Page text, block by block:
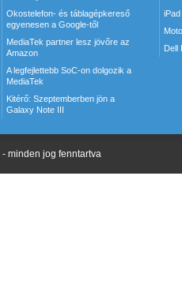
Okostelefon- és táblagépkereső
egyenesen a Google-től
MediaTek partner lesz jövőre az
Amazon
A legfejlettebb SoC-on dolgozik a
MediaTek
Kitérő: Szeptemberben jön a
Galaxy Note III
iPad
Dell
minden jog fenntartva